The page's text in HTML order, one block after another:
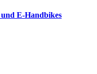
E-Handbikes